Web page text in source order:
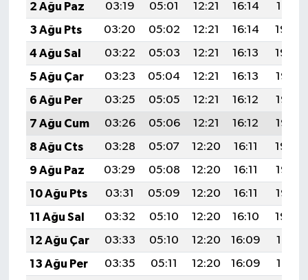
2 Ağu Paz
03:19 05:01 12:21 16:14
19:31
3 Ağu Pts
03:20 05:02 12:21 16:14
19:30
4 Ağu Sal
03:22 05:03 12:21 16:13
19:29
5 Ağu Çar
03:23 05:04 12:21 16:13
19:28
6 Ağu Per
03:25 05:05 12:21 16:12
19:27
7 Ağu Cum
03:26 05:06 12:21 16:12
19:25
8 Ağu Cts
03:28 05:07 12:20 16:11
19:24
9 Ağu Paz
03:29 05:08 12:20 16:11
19:23
10 Ağu Pts
03:31 05:09 12:20 16:11
19:22
11 Ağu Sal
03:32 05:10 12:20 16:10
19:20
12 Ağu Çar
03:33 05:10 12:20 16:09
19:19
13 Ağu Per
03:35 05:11 12:20 16:09
19:18